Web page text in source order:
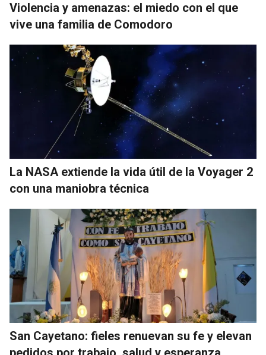
Violencia y amenazas: el miedo con el que
vive una familia de Comodoro
La NASA extiende la vida útil de la Voyager 2
con una maniobra técnica
San Cayetano: fieles renuevan su fe y elevan